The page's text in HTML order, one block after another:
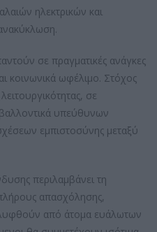
ηλεκτρικών και
σε πραγματικές ανάγκες
κοινωνικά ωφέλιμο. Στόχος
σε
υπεύθυνων
εμπιστοσύνης μεταξύ
περιλαμβάνει τη
απασχόλησης,
από άτομα ευάλωτων